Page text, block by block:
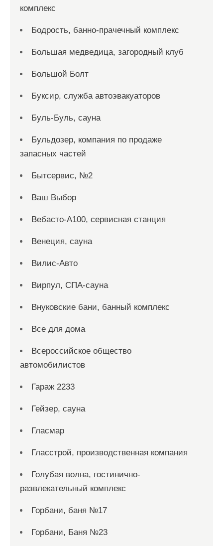
комплекс
Бодрость, банно-прачечный комплекс
Большая медведица, загородный клуб
Большой Болт
Буксир, служба автоэвакуаторов
Буль-Буль, сауна
Бульдозер, компания по продаже
запасных частей
Бытсервис, №2
Ваш Выбор
Вебасто-А100, сервисная станция
Венеция, сауна
Вилис-Авто
Вирпул, СПА-сауна
Внуковские бани, банный комплекс
Все для дома
Всероссийское общество
автомобилистов
Гараж 2233
Гейзер, сауна
Гласмар
Гласстрой, производственная компания
Голубая волна, гостинично-
развлекательный комплекс
Горбани, баня №17
Горбани, Баня №23